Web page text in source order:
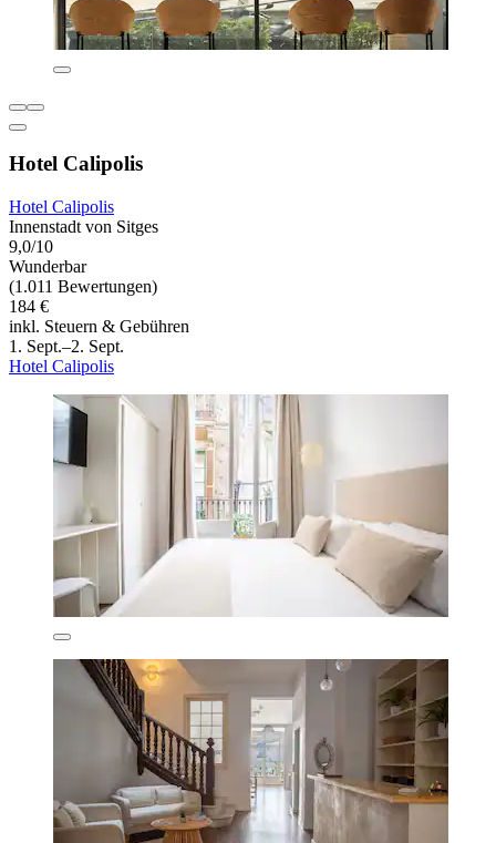
Hotel Calipolis
Hotel Calipolis
Innenstadt von Sitges
9,0/10
Wunderbar
(1.011 Bewertungen)
184 €
inkl. Steuern & Gebühren
1. Sept.–2. Sept.
Hotel Calipolis